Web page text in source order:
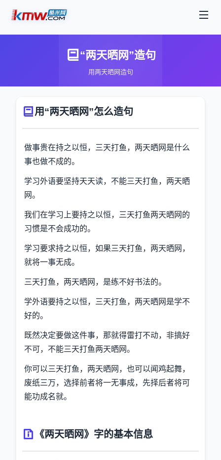
“两天晒网”造句
用两天晒网造句
用“两天晒网”怎么造句
做事贵在持之以恒，三天打鱼，两天晒网是什么
事也做不成的。
学习外语要坚持天天读，不能三天打鱼，两天晒
网。
我们在学习上要持之以恒，三天打鱼两天晒网的
习惯是不会成功的。
学习要求持之以恒，如果三天打鱼，两天晒网，
就将一事无成。
三天打鱼，两天晒网，是练不好书法的。
学外语要持之以恒，三天打鱼，两天晒网是学不
好的。
既然决定要做这件事，那就得雷打不动，非搞好
不可，不能三天打鱼两天晒网。
你可以三天打鱼，两天晒网，也可以闻鸡起舞，
废纸三万，选择前者将一无事成，先择后者将可
能功成名就。
《两天晒网》字的基本信息